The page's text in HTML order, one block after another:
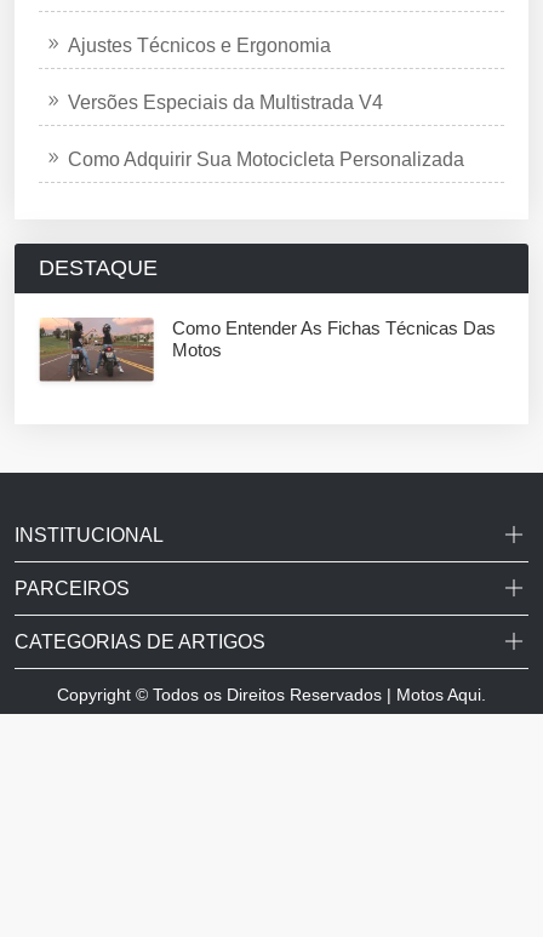
Ajustes Técnicos e Ergonomia
Versões Especiais da Multistrada V4
Como Adquirir Sua Motocicleta Personalizada
DESTAQUE
Como Entender As Fichas Técnicas Das
Motos
INSTITUCIONAL
PARCEIROS
CATEGORIAS DE ARTIGOS
Copyright © Todos os Direitos Reservados | Motos Aqui.